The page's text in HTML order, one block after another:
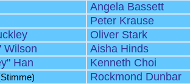
Angela Bassett
Peter Krause
Oliver Stark
Wilson
Aisha Hinds
Han
Kenneth Choi
Rockmond Dunbar